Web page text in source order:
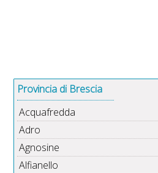
Provincia di Brescia
Acquafredda
Adro
Agnosine
Alfianello